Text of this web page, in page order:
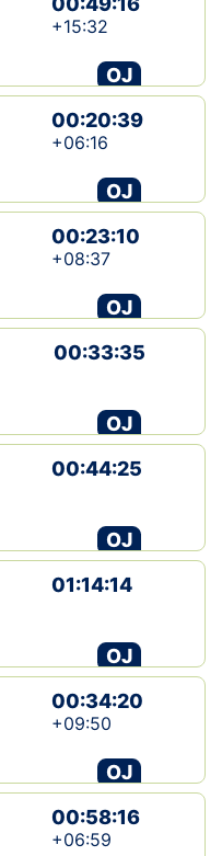
+15:32
OJ
00:20:39
+06:16
OJ
00:23:10
+08:37
OJ
00:33:35
OJ
00:44:25
OJ
01:14:14
OJ
00:34:20
+09:50
OJ
00:58:16
+06:59